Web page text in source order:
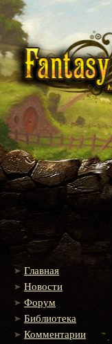
Главная
Новости
Форум
Библиотека
Комментарии